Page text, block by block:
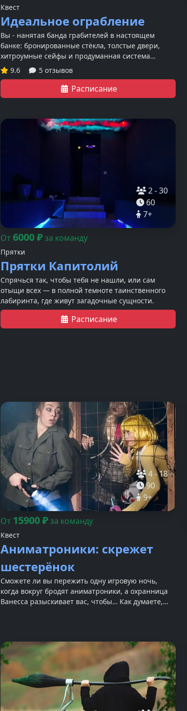
Квест
Идеальное ограбление
Вы - нанятая банда грабителей в настоящем
банке: бронированные стёкла, толстые двери,
хитроумные сейфы и продуманная система
охраны. Почувствуйте себя настоящими
грабителями!
9.6 5 отзывов
Расписание
2-30
60
7+
От6000₽за команду
Прятки
Прятки Капитолий
Спрячься так, чтобы тебя не нашли, или сам
отыщи всех — в полной темноте таинственного
лабиринта, где живут загадочные сущности.
Расписание
4-18
90
9+
От 15900₽за команду
Квест
Аниматроники: скрежет
шестерёнок
Сможете ли вы пережить одну игровую ночь,
когда вокруг бродят аниматроники, а охранница
Ванесса разыскивает вас, чтобы… Как думаете,